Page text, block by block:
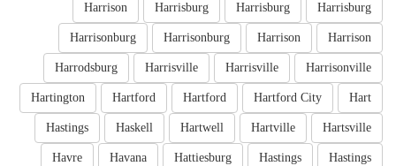
Harrisburg
Harrisburg
Harrisburg
Harrison
Harrison
Harrison
Harrisonburg
Harrisonburg
Harrisonville
Harrisville
Harrisville
Harrodsburg
Hart
Hartford City
Hartford
Hartford
Hartington
Hartsville
Hartville
Hartwell
Haskell
Hastings
Hastings
Hastings
Hattiesburg
Havana
Havre